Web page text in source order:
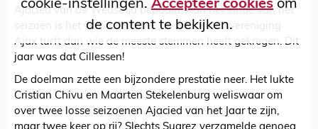
cookie-instellingen. Accepteer cookies om
de content te bekijken.
Ajacied van de Wedstrijd bepaald. Aan het einde van het
seizoen is het verhaal simpel: de Supportersvereniging
Ajax turft dan wie de meeste stemmen heeft gekregen. Dit
jaar was dat Cillessen!
De doelman zette een bijzondere prestatie neer. Het lukte
Cristian Chivu en Maarten Stekelenburg weliswaar om
over twee losse seizoenen Ajacied van het Jaar te zijn,